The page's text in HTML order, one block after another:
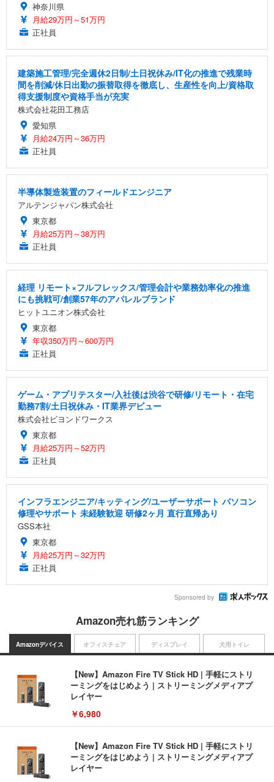
神奈川県
月給29万円～51万円
正社員
建築施工管理/完全週休2日制/土日祝休み/IT化の推進で残業時
間を削減/休日出勤の振替取得を徹底し、生産性を向上/資格取
得支援制度や資格手当が充実
株式会社花田工務店
愛知県
月給24万円～36万円
正社員
半導体製造装置のフィールドエンジニア
アルテンジャパン株式会社
東京都
月給25万円～38万円
正社員
経理 リモート×フルフレックス/管理会計や業務効率化の推進
にも挑戦可/創業57年のアパレルブランド
ヒットユニオン株式会社
東京都
年収350万円～600万円
正社員
ゲーム・アプリテスター/入社後は渋谷で研修/リモート・在宅
勤務7割/土日祝休み・IT業界デビュー
株式会社ビヨンドワークス
東京都
月給25万円～52万円
正社員
インフラエンジニア/キッティング/ユーザーサポート パソコン
修理やサポート 未経験歓迎 研修2ヶ月 直行直帰あり
GSS本社
東京都
月給25万円～32万円
正社員
Sponsored by
Amazon売れ筋ランキング
Amazonデバイス
【New】Amazon Fire TV Stick HD | 手軽にストリ
ーミングをはじめよう | ストリーミングメディアプ
レイヤー
￥6,980
【New】Amazon Fire TV Stick HD | 手軽にストリ
ーミングをはじめよう | ストリーミングメディアプ
レイヤー
オフィスチェア ディスプレイ 犬用トイレ